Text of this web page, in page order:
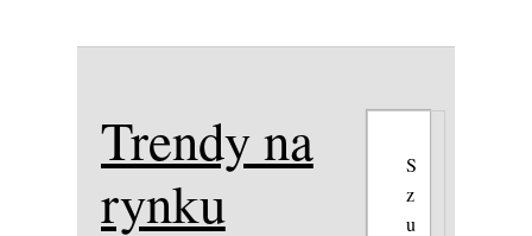
Trendy na
rynku
S
z
u